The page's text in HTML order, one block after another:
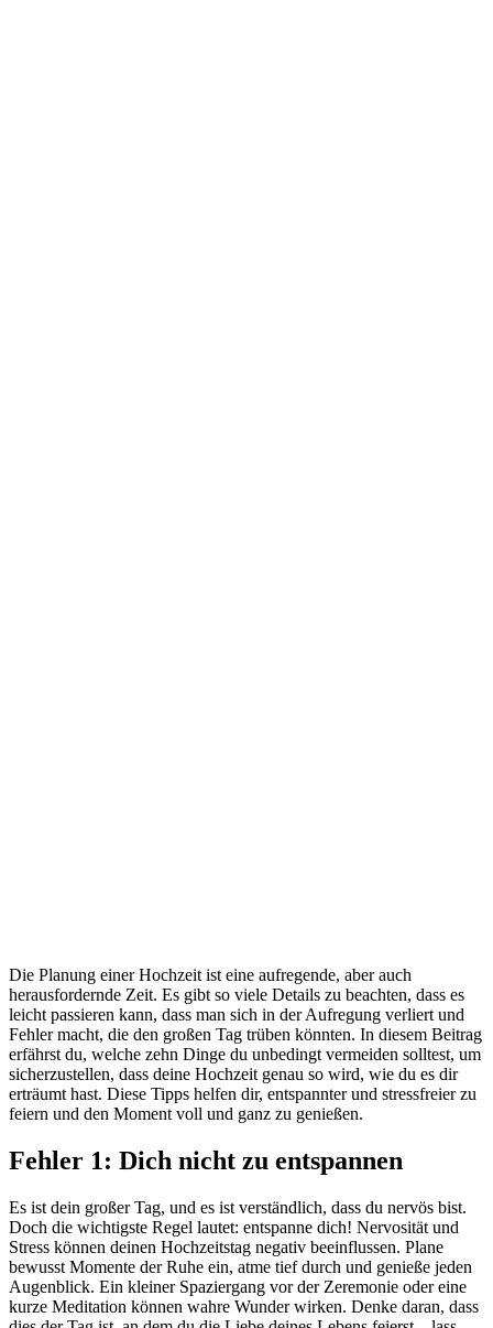
Die Planung einer Hochzeit ist eine aufregende, aber auch
herausfordernde Zeit. Es gibt so viele Details zu beachten, dass es
leicht passieren kann, dass man sich in der Aufregung verliert und
Fehler macht, die den großen Tag trüben könnten. In diesem Beitrag
erfährst du, welche zehn Dinge du unbedingt vermeiden solltest, um
sicherzustellen, dass deine Hochzeit genau so wird, wie du es dir
erträumt hast. Diese Tipps helfen dir, entspannter und stressfreier zu
feiern und den Moment voll und ganz zu genießen.
Fehler 1: Dich nicht zu entspannen
Es ist dein großer Tag, und es ist verständlich, dass du nervös bist.
Doch die wichtigste Regel lautet: entspanne dich! Nervosität und
Stress können deinen Hochzeitstag negativ beeinflussen. Plane
bewusst Momente der Ruhe ein, atme tief durch und genieße jeden
Augenblick. Ein kleiner Spaziergang vor der Zeremonie oder eine
kurze Meditation können wahre Wunder wirken. Denke daran, dass